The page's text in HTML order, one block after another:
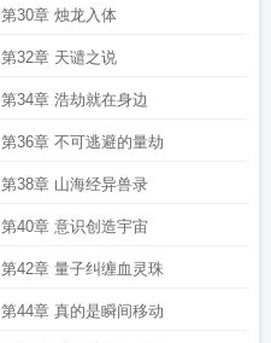
第30章 烛龙入体
第32章 天谴之说
第34章 浩劫就在身边
第36章 不可逃避的量劫
第38章 山海经异兽录
第40章 意识创造宇宙
第42章 量子纠缠血灵珠
第44章 真的是瞬间移动